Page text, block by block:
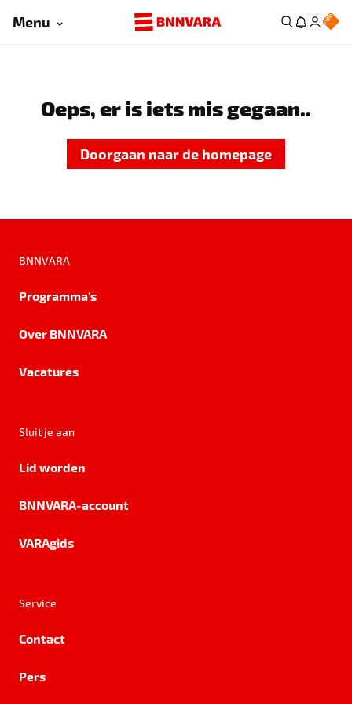
Menu
Oeps, er is iets mis gegaan..
Doorgaan naar de homepage
BNNVARA
Programma's
Over BNNVARA
Vacatures
Sluit je aan
Lid worden
BNNVARA-account
VARAgids
Service
Contact
Pers